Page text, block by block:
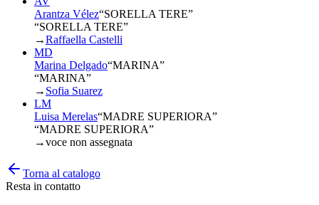
Arantza Vélez“SORELLA TERE”
“SORELLA TERE”
→Raffaella Castelli
MD
Marina Delgado“MARINA”
“MARINA”
→ Sofia Suarez
LM
Luisa Merelas“MADRE SUPERIORA”
“MADRE SUPERIORA”
→voce non assegnata
Torna al catalogo
Resta in contatto